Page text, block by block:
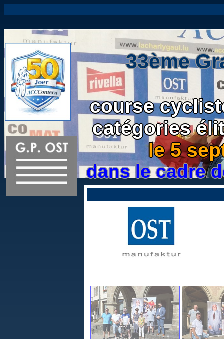
33ème
course
catégories
le 5
dans le cadre